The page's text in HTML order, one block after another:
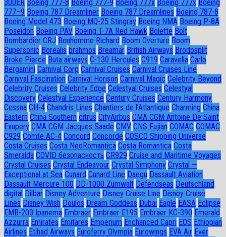
300ER Boeing 777-8 Boeing 777-9 Boeing 777x Boeing 777х Boeing
777–9 Boeing 787 Dreamliner Boeing 787 Dreamlines Boeing 787-8
Boeing Model 473 Boeing MQ-25 Stingray Boeing NMA Boeing P-8A
Poseidon Boeing PAV Boeing T-7A Red Hawk Bolette Bolt
Bombardier CRJ Bonhomme Richard Boom Overture Boom
Supersonic Borealis brahmos Breamar British Airways Brodosplit
Broke Pierce Buta airways C-130 Hercules C919 Caravella Carlo
Bergamini Carnival Corp Carnival Cruises Carnival Cruises Line
Carnival Fascination Carnival Horison Carnival Magic Celebrity Beyond
Celebrity Cruises Celebrity Edge Celestyal Cruises Celestyal
Discovery Celestyal Experience Century Cruises Century Harmony
Cessna CH-4 Chandris Lines Chantiers de l’Atlantique Charming China
Eastern China Southern citrus CityAirbus CMA CGM Antoine De Saint
Exupery CMA CGM Jacques Saade CMV CNS Fujian COMAC COMAC
C929 Comte AC-4 Concord Concorde COSCO Shipping Universe
Costa Cruises Costa NeoRomantica Costa Romantica Costa
Smeralda COVID безопасность CR929 Cruise and Maritime Voyages
Crystal Cruises Crystal Endeavour Crystal Simphony Crystal —
Exceptional at Sea Cunard Cunard Line Daegu Dassault Aviation
Dassault Mercure 100 DD-1000 Zumwalt Defendseas Deutschland
digital Dilbar Disney Adventure Disney Cruise Line Disney Cruise
Lines Disney Wish Doulos Dream Goddess Dubai Eagle EASA Eclipse
EMB-203 Ipanema Embraer Embraer E195 Embraer KC-390 Emerald
Azzurra Emirates Emitares Emperium Enchanced Capri EOS Ethiopian
Airlines Etihad Airways Euroferry Olympia Eurowings EVA Air Ever